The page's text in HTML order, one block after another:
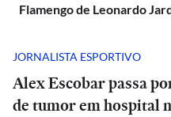
Flamengo de Leonardo
JORNALISTA ESPORTIVO
Alex Escobar passa
de tumor em hospital